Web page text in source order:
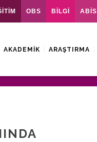
OBS BİLGİ ABİS
AKADEMIK ARAŞTIRMA